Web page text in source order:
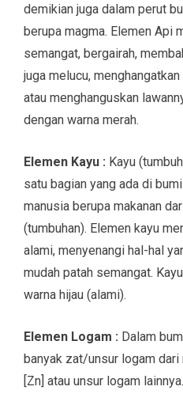
demikian juga dalam perut
berupa magma. Elemen Api
semangat, bergairah,
juga melucu,
atau menghanguskan
dengan warna merah.
Elemen Kayu : Kayu
satu bagian yang ada di
manusia berupa makanan
(tumbuhan). Elemen kayu
alami, menyenangi hal-hal
mudah patah semangat.
warna hijau (alami).
Elemen Logam : Dalam
banyak zat/unsur logam
[Zn] atau unsur logam